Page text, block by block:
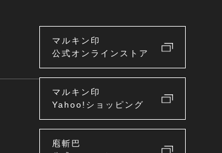
マルキン印
公式オンラインストア
マルキン印
Yahoo!ショッピング
庖斬巴